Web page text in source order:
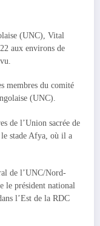
(UNC), Vital
aux environs de
membres du comité
(UNC).
de l’Union sacrée de
le stade Afya, où il a
de l’UNC/Nord-
le président national
l’Est de la RDC